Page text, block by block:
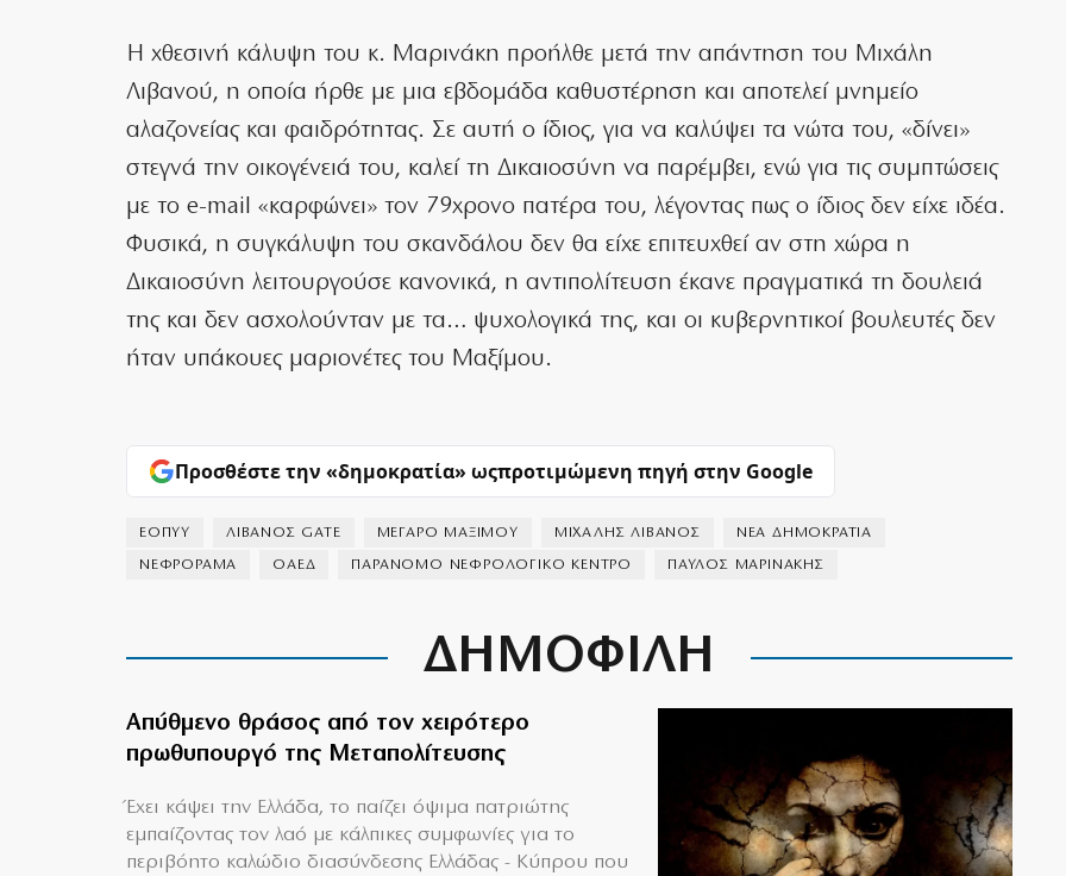
Η χθεσινή κάλυψη του κ. Μαρινάκη προήλθε μετά την απάντηση του Μιχάλη
Λιβανού, η οποία ήρθε με μια εβδομάδα καθυστέρηση και αποτελεί μνημείο
αλαζονείας και φαιδρότητας. Σε αυτή ο ίδιος, για να καλύψει τα νώτα του, «δίνει»
στεγνά την οικογένειά του, καλεί τη Δικαιοσύνη να παρέμβει, ενώ για τις συμπτώσεις
με το e-mail «καρφώνει» τον 79χρονο πατέρα του, λέγοντας πως ο ίδιος δεν είχε ιδέα.
Φυσικά, η συγκάλυψη του σκανδάλου δεν θα είχε επιτευχθεί αν στη χώρα η
Δικαιοσύνη λειτουργούσε κανονικά, η αντιπολίτευση έκανε πραγματικά τη δουλειά
της και δεν ασχολούνταν με τα… ψυχολογικά της, και οι κυβερνητικοί βουλευτές δεν
ήταν υπάκουες μαριονέτες του Μαξίμου.
Προσθέστε την «δημοκρατία» ωςπροτιμώμενη πηγή στην Google
ΕΟΠΥΥ ΛΙΒΑΝΟΣ GATE ΜΕΓΑΡΟ ΜΑΞΙΜΟΥ ΜΙΧΑΛΗΣ ΛΙΒΑΝΟΣ ΝΕΑ ΔΗΜΟΚΡΑΤΙΑ
ΝΕΦΡΟΡΑΜΑ ΟΑΕΔ ΠΑΡΑΝΟΜΟ ΝΕΦΡΟΛΟΓΙΚΟ ΚΕΝΤΡΟ ΠΑΥΛΟΣ ΜΑΡΙΝΑΚΗΣ
ΔΗΜΟΦΙΛΗ
Απύθμενο θράσος από τον χειρότερο
πρωθυπουργό της Μεταπολίτευσης
Έχει κάψει την Ελλάδα, το παίζει όψιμα πατριώτης
εμπαίζοντας τον λαό με κάλπικες συμφωνίες για το
περιβόητο καλώδιο διασύνδεσης Ελλάδας - Κύπρου που